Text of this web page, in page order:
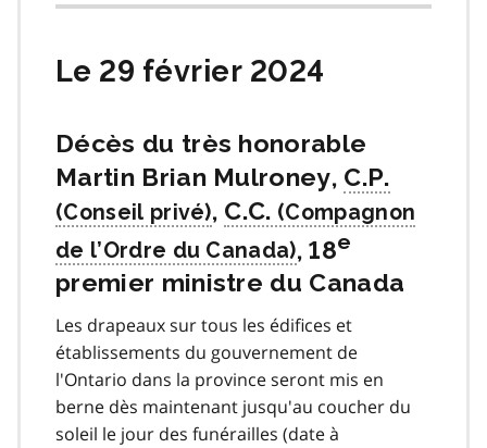
Le 29 février 2024
Décès du très honorable
Martin Brian Mulroney, C.P.
, C.C.
, 18e
premier ministre du Canada
Les drapeaux sur tous les édifices et
établissements du gouvernement de
l'Ontario dans la province seront mis en
berne dès maintenant jusqu'au coucher du
soleil le jour des funérailles (date à